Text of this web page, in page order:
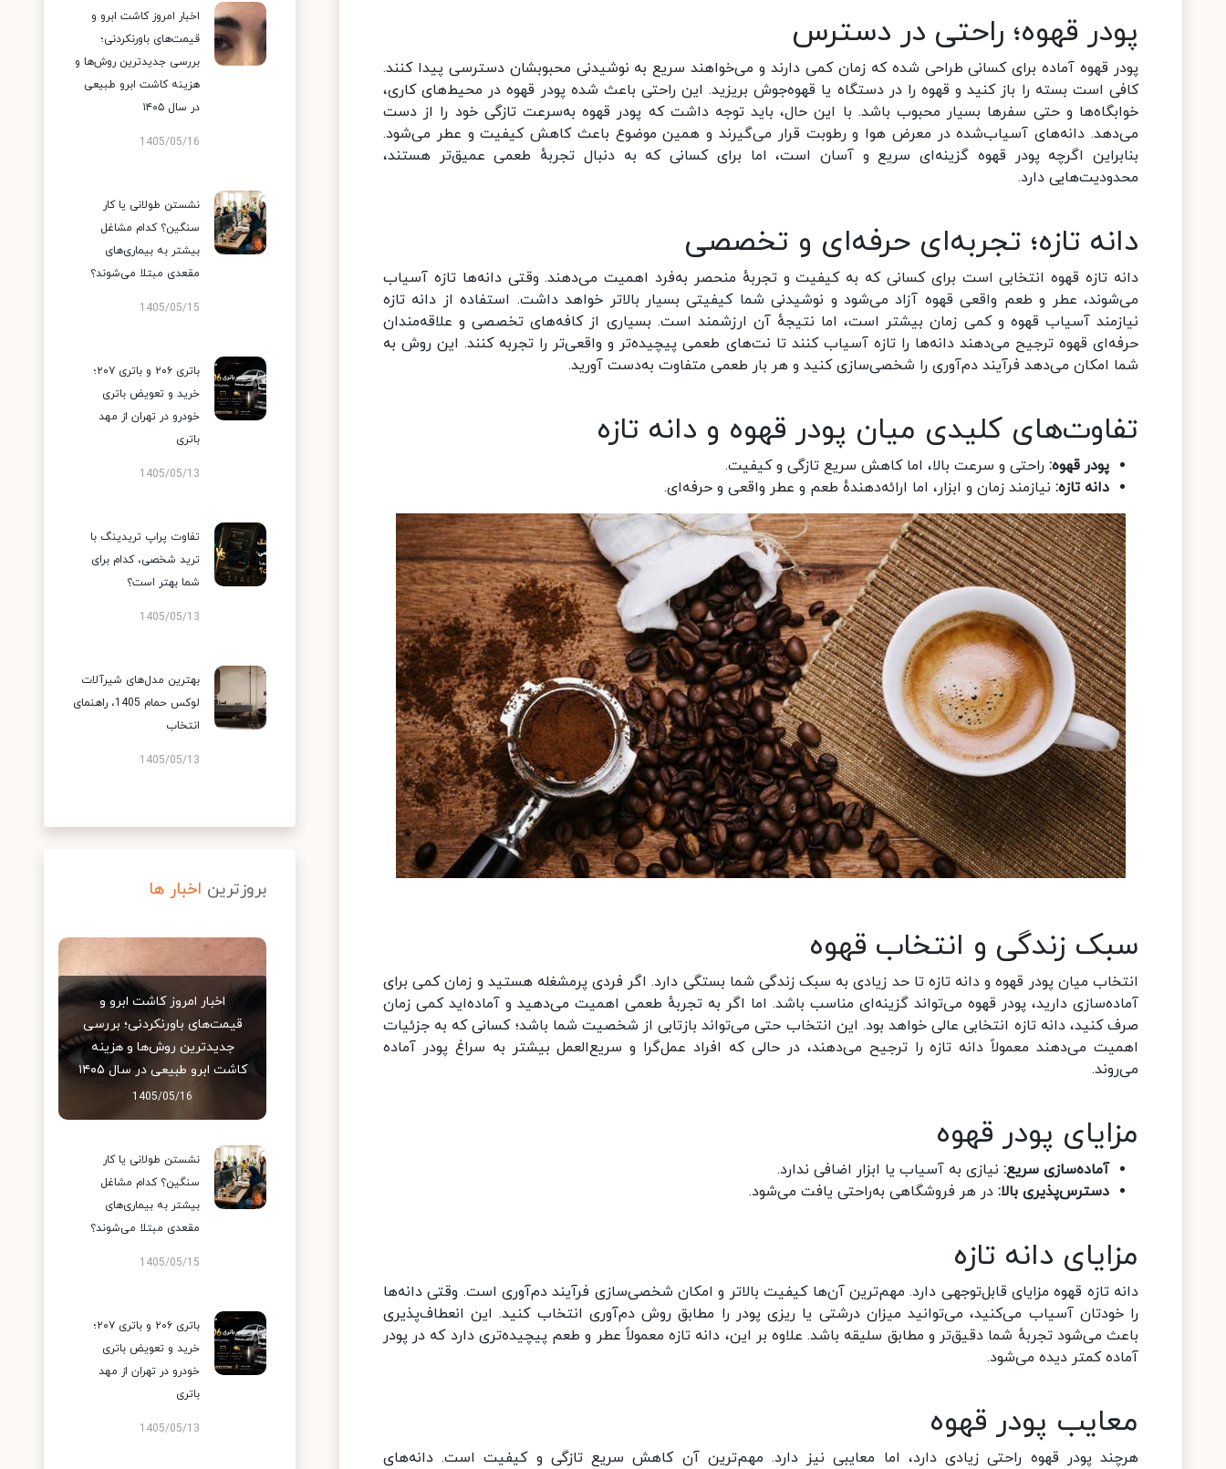
پودر قهوه؛ راحتی در دسترس
پودر قهوه آماده برای کسانی طراحی شده که زمان کمی دارند و می‌خواهند سریع به نوشیدنی محبوبشان دسترسی پیدا کنند.
کافی است بسته را باز کنید و قهوه را در دستگاه یا قهوه‌جوش بریزید. این راحتی باعث شده پودر قهوه در محیط‌های کاری،
خوابگاه‌ها و حتی سفرها بسیار محبوب باشد. با این حال، باید توجه داشت که پودر قهوه به‌سرعت تازگی خود را از دست
می‌دهد. دانه‌های آسیاب‌شده در معرض هوا و رطوبت قرار می‌گیرند و همین موضوع باعث کاهش کیفیت و عطر می‌شود.
بنابراین اگرچه پودر قهوه گزینه‌ای سریع و آسان است، اما برای کسانی که به دنبال تجربهٔ طعمی عمیق‌تر هستند،
محدودیت‌هایی دارد.
دانه تازه؛ تجربه‌ای حرفه‌ای و تخصصی
دانه تازه قهوه انتخابی است برای کسانی که به کیفیت و تجربهٔ منحصر به‌فرد اهمیت می‌دهند. وقتی دانه‌ها تازه آسیاب
می‌شوند، عطر و طعم واقعی قهوه آزاد می‌شود و نوشیدنی شما کیفیتی بسیار بالاتر خواهد داشت. استفاده از دانه تازه
نیازمند آسیاب قهوه و کمی زمان بیشتر است، اما نتیجهٔ آن ارزشمند است. بسیاری از کافه‌های تخصصی و علاقه‌مندان
حرفه‌ای قهوه ترجیح می‌دهند دانه‌ها را تازه آسیاب کنند تا نت‌های طعمی پیچیده‌تر و واقعی‌تر را تجربه کنند. این روش به
شما امکان می‌دهد فرآیند دم‌آوری را شخصی‌سازی کنید و هر بار طعمی متفاوت به‌دست آورید.
تفاوت‌های کلیدی میان پودر قهوه و دانه تازه
پودر قهوه: راحتی و سرعت بالا، اما کاهش سریع تازگی و کیفیت.
دانه تازه: نیازمند زمان و ابزار، اما ارائه‌دهندهٔ طعم و عطر واقعی و حرفه‌ای.
سبک زندگی و انتخاب قهوه
انتخاب میان پودر قهوه و دانه تازه تا حد زیادی به سبک زندگی شما بستگی دارد. اگر فردی پرمشغله هستید و زمان کمی برای
آماده‌سازی دارید، پودر قهوه می‌تواند گزینه‌ای مناسب باشد. اما اگر به تجربهٔ طعمی اهمیت می‌دهید و آماده‌اید کمی زمان
صرف کنید، دانه تازه انتخابی عالی خواهد بود. این انتخاب حتی می‌تواند بازتابی از شخصیت شما باشد؛ کسانی که به جزئیات
اهمیت می‌دهند معمولاً دانه تازه را ترجیح می‌دهند، در حالی که افراد عمل‌گرا و سریع‌العمل بیشتر به سراغ پودر آماده
می‌روند.
مزایای پودر قهوه
آماده‌سازی سریع: نیازی به آسیاب یا ابزار اضافی ندارد.
دسترس‌پذیری بالا: در هر فروشگاهی به‌راحتی یافت می‌شود.
مزایای دانه تازه
دانه تازه قهوه مزایای قابل‌توجهی دارد. مهم‌ترین آن‌ها کیفیت بالاتر و امکان شخصی‌سازی فرآیند دم‌آوری است. وقتی دانه‌ها
را خودتان آسیاب می‌کنید، می‌توانید میزان درشتی یا ریزی پودر را مطابق روش دم‌آوری انتخاب کنید. این انعطاف‌پذیری
باعث می‌شود تجربهٔ شما دقیق‌تر و مطابق سلیقه باشد. علاوه بر این، دانه تازه معمولاً عطر و طعم پیچیده‌تری دارد که در پودر
آماده کمتر دیده می‌شود.
معایب پودر قهوه
هرچند پودر قهوه راحتی زیادی دارد، اما معایبی نیز دارد. مهم‌ترین آن کاهش سریع تازگی و کیفیت است. دانه‌های
اخبار امروز کاشت ابرو و
قیمت‌های باورنکردنی؛
بررسی جدیدترین روش‌ها و
هزینه کاشت ابرو طبیعی
در سال ۱۴۰۵
1405/05/16
نشستن طولانی یا کار
سنگین؟ کدام مشاغل
بیشتر به بیماری‌های
مقعدی مبتلا می‌شوند؟
1405/05/15
باتری ۲۰۶ و باتری ۲۰۷؛
خرید و تعویض باتری
خودرو در تهران از مهد
باتری
1405/05/13
تفاوت پراپ تریدینگ با
ترید شخصی، کدام برای
شما بهتر است؟
1405/05/13
بهترین مدل‌های شیرآلات
لوکس حمام 1405، راهنمای
انتخاب
1405/05/13
بروزترین اخبار ها
اخبار امروز کاشت ابرو و
قیمت‌های باورنکردنی؛ بررسی
جدیدترین روش‌ها و هزینه
کاشت ابرو طبیعی در سال ۱۴۰۵
1405/05/16
نشستن طولانی یا کار
سنگین؟ کدام مشاغل
بیشتر به بیماری‌های
مقعدی مبتلا می‌شوند؟
1405/05/15
باتری ۲۰۶ و باتری ۲۰۷؛
خرید و تعویض باتری
خودرو در تهران از مهد
باتری
1405/05/13